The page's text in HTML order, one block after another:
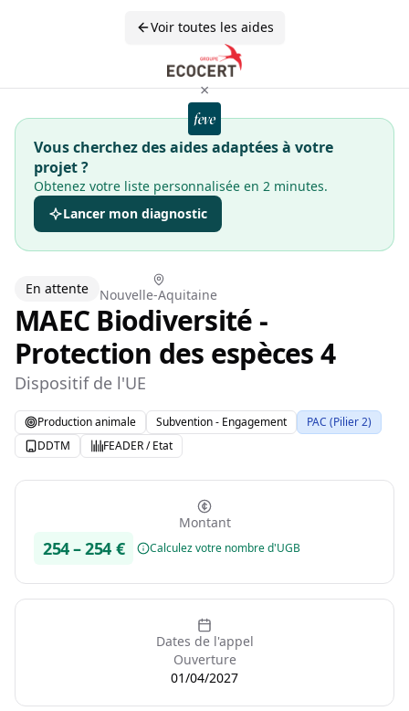
Voir toutes les aides
×
Vous cherchez des aides adaptées à votre
projet ?
Obtenez votre liste personnalisée en 2 minutes.
Lancer mon diagnostic
En attente Nouvelle-Aquitaine
MAEC Biodiversité -
Protection des espèces 4
Dispositif de l'UE
Production animale Subvention - Engagement
PAC (Pilier 2)
DDTM
FEADER / Etat
Montant
254–254 € Calculez votre nombre d'UGB
Dates de l'appel
Ouverture
01/04/2027